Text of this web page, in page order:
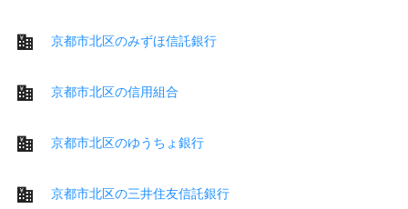
京都市北区のみずほ信託銀行
京都市北区の信用組合
京都市北区のゆうちょ銀行
京都市北区の三井住友信託銀行